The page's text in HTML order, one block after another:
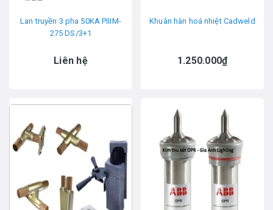
Lan truyền 3 pha 50KA PIIIM-
275 DS/3+1
Liên hệ
Khuân hàn hoá nhiệt Cadweld
1.250.000₫